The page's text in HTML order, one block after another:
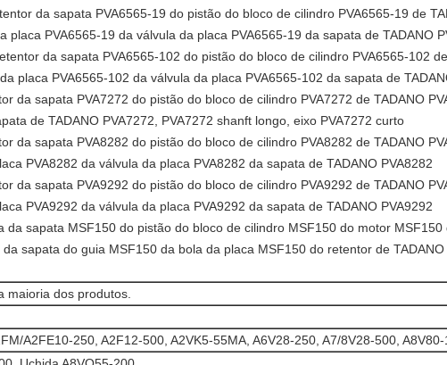
da sapata PVA6565-19 do pistão do bloco de cilindro PVA6565-19 de
placa PVA6565-19 da válvula da placa PVA6565-19 da sapata de TADANO
da sapata PVA6565-102 do pistão do bloco de cilindro PVA6565-102
placa PVA6565-102 da válvula da placa PVA6565-102 da sapata de
da sapata PVA7272 do pistão do bloco de cilindro PVA7272 de TADANO
de TADANO PVA7272, PVA7272 shanft longo, eixo PVA7272 curto
da sapata PVA8282 do pistão do bloco de cilindro PVA8282 de TADANO
PVA8282 da válvula da placa PVA8282 da sapata de TADANO PVA8282
da sapata PVA9292 do pistão do bloco de cilindro PVA9292 de TADANO
PVA9292 da válvula da placa PVA9292 da sapata de TADANO PVA9292
sapata MSF150 do pistão do bloco de cilindro MSF150 do motor MSF150
sapata do guia MSF150 da bola da placa MSF150 do retentor de
maioria dos produtos.
A2FE10-250, A2F12-500, A2VK5-55MA, A6V28-250, A7/8V28-500, A8V80-